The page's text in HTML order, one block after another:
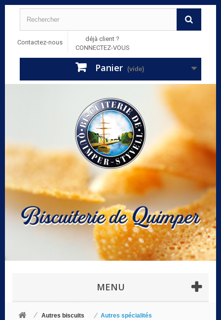
Contactez-nous
déjà client ?
CONNECTEZ-VOUS
Panier (vide)
MENU
Autres biscuits Autres spécialités